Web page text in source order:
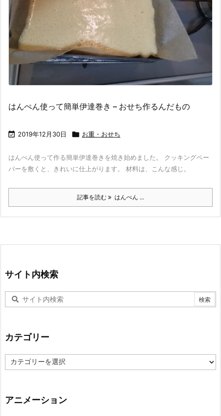
はんぺん使って簡単伊達巻き – おせち作るんだもの
 2019年12月30日  お重・おせち
はんぺん使って作る簡単伊達巻きを焼き始めました。 クッキングペー
パーを敷くと、きれいに仕上がります。 材料は、こんな感じ。
記事を読む はんぺん ...
サイト内検索
カテゴリー
テ
ー
アニメーション